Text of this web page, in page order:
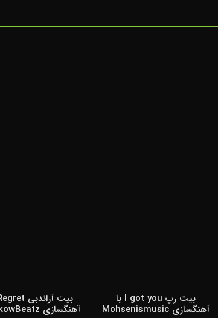
بیت رپ I got you با
آهنگسازی Mohsenismusic آهنگسازی MekkowBeatz